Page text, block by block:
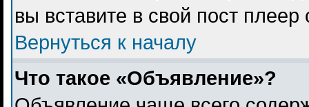
вы вставите в свой пост плеер
Вернуться к началу
Что такое «Объявление»?